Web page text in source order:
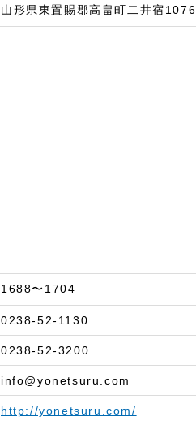
山形県東置賜郡高畠町二井宿1076
1688〜1704
0238-52-1130
0238-52-3200
info@yonetsuru.com
http://yonetsuru.com/